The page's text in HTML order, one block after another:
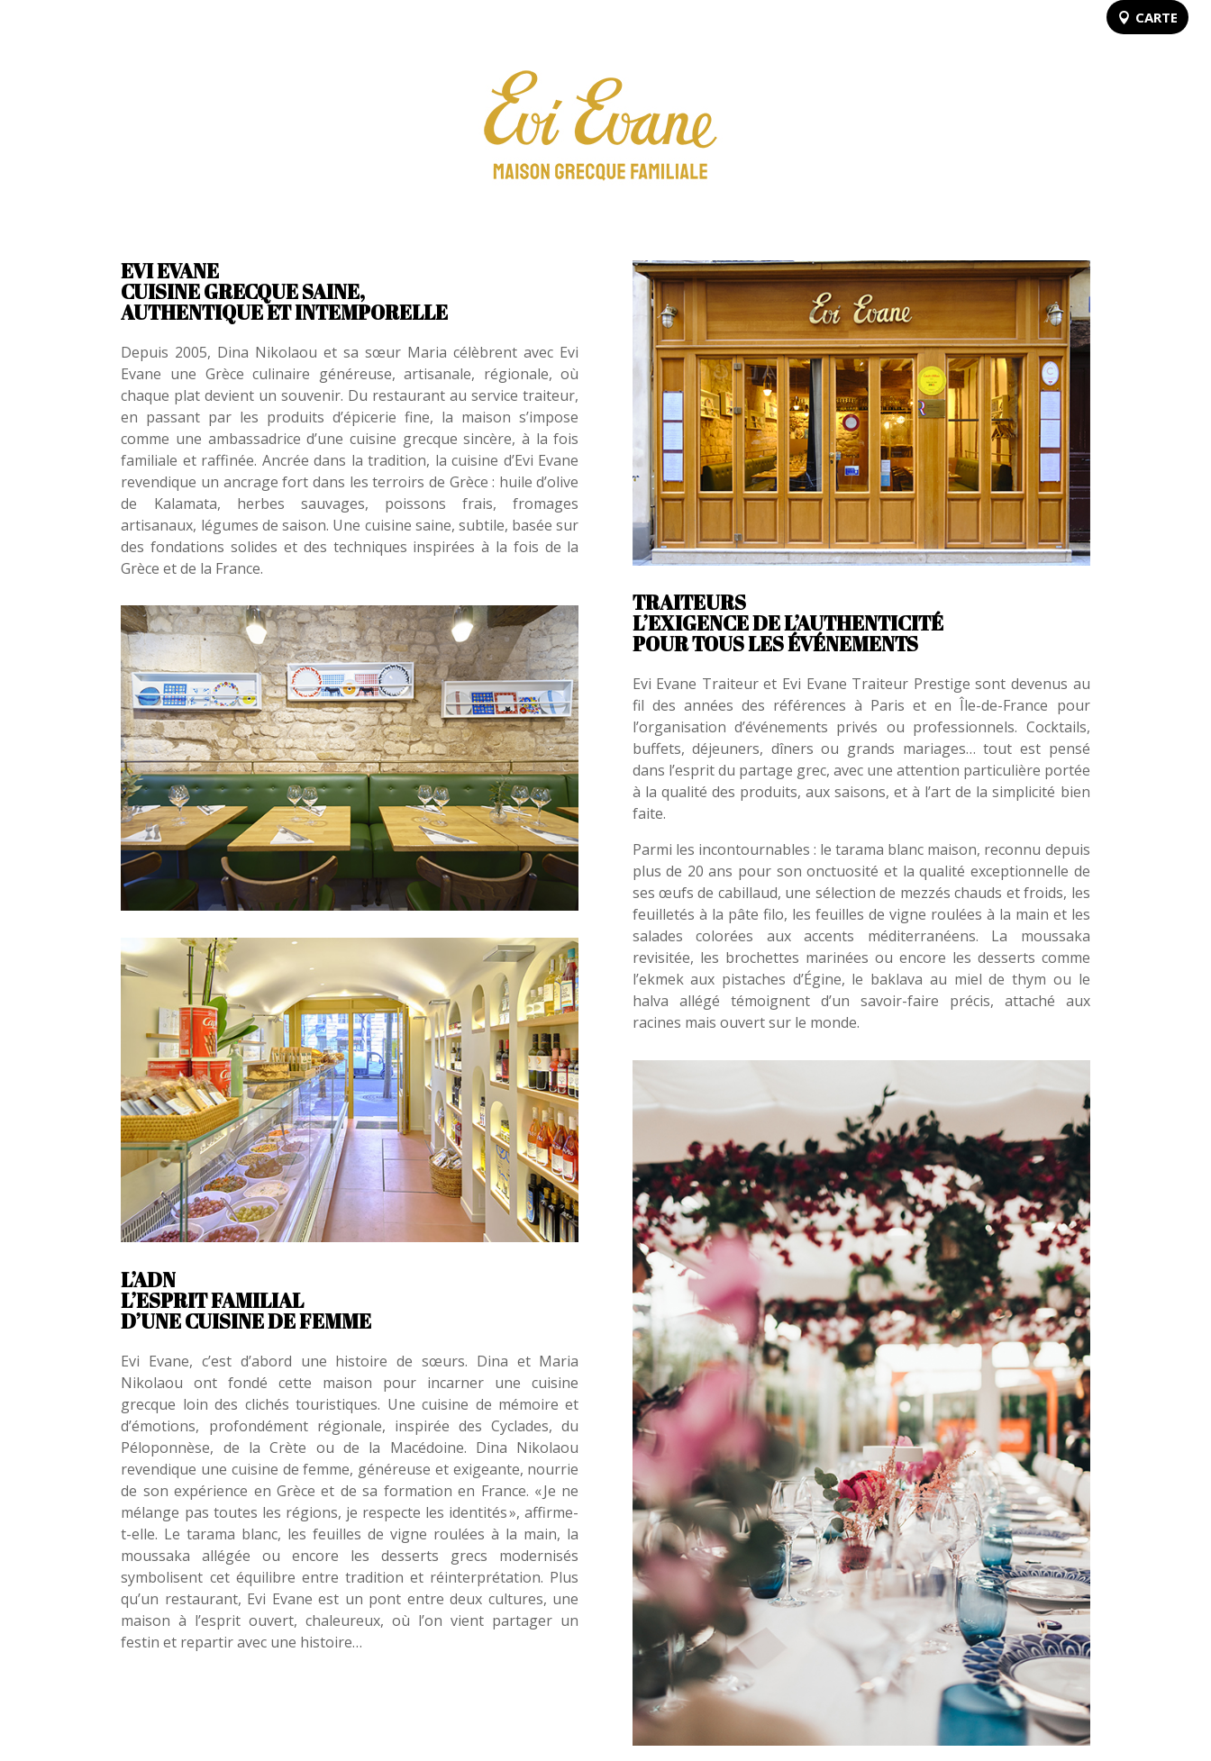
CARTE
EVI EVANE
CUISINE GRECQUE SAINE,
AUTHENTIQUE ET INTEMPORELLE
Depuis 2005, Dina Nikolaou et sa sœur Maria célèbrent avec Evi
Evane une Grèce culinaire généreuse, artisanale, régionale, où
chaque plat devient un souvenir. Du restaurant au service traiteur,
en passant par les produits d’épicerie fine, la maison s’impose
comme une ambassadrice d’une cuisine grecque sincère, à la fois
familiale et raffinée. Ancrée dans la tradition, la cuisine d’Evi Evane
revendique un ancrage fort dans les terroirs de Grèce : huile d’olive
de Kalamata, herbes sauvages, poissons frais, fromages
artisanaux, légumes de saison. Une cuisine saine, subtile, basée sur
des fondations solides et des techniques inspirées à la fois de la
Grèce et de la France.​
L’ADN
L’ESPRIT FAMILIAL
D’UNE CUISINE DE FEMME
Evi Evane, c’est d’abord une histoire de sœurs. Dina et Maria
Nikolaou ont fondé cette maison pour incarner une cuisine
grecque loin des clichés touristiques. Une cuisine de mémoire et
d’émotions, profondément régionale, inspirée des Cyclades, du
Péloponnèse, de la Crète ou de la Macédoine. Dina Nikolaou
revendique une cuisine de femme, généreuse et exigeante, nourrie
de son expérience en Grèce et de sa formation en France. « Je ne
mélange pas toutes les régions, je respecte les identités », affirme-
t-elle. Le tarama blanc, les feuilles de vigne roulées à la main, la
moussaka allégée ou encore les desserts grecs modernisés
symbolisent cet équilibre entre tradition et réinterprétation. Plus
qu’un restaurant, Evi Evane est un pont entre deux cultures, une
maison à l’esprit ouvert, chaleureux, où l’on vient partager un
festin et repartir avec une histoire…
TRAITEURS
L’EXIGENCE DE L’AUTHENTICITÉ
POUR TOUS LES ÉVÉNEMENTS
Evi Evane Traiteur et Evi Evane Traiteur Prestige sont devenus au
fil des années des références à Paris et en Île-de-France pour
l’organisation d’événements privés ou professionnels. Cocktails,
buffets, déjeuners, dîners ou grands mariages… tout est pensé
dans l’esprit du partage grec, avec une attention particulière portée
à la qualité des produits, aux saisons, et à l’art de la simplicité bien
faite.
Parmi les incontournables : le tarama blanc maison, reconnu depuis
plus de 20 ans pour son onctuosité et la qualité exceptionnelle de
ses œufs de cabillaud, une sélection de mezzés chauds et froids, les
feuilletés à la pâte filo, les feuilles de vigne roulées à la main et les
salades colorées aux accents méditerranéens. La moussaka
revisitée, les brochettes marinées ou encore les desserts comme
l’ekmek aux pistaches d’Égine, le baklava au miel de thym ou le
halva allégé témoignent d’un savoir-faire précis, attaché aux
racines mais ouvert sur le monde.